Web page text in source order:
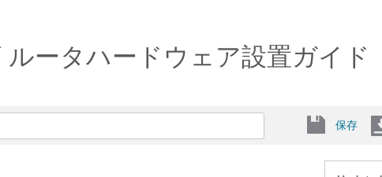
ータハードウェア設置ガイド
保存